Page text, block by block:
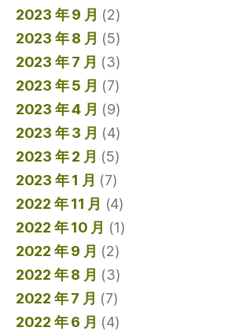
2023 年 9 月 (2)
2023 年 8 月 (5)
2023 年 7 月 (3)
2023 年 5 月 (7)
2023 年 4 月 (9)
2023 年 3 月 (4)
2023 年 2 月 (5)
2023 年 1 月 (7)
2022 年 11 月 (4)
2022 年 10 月 (1)
2022 年 9 月 (2)
2022 年 8 月 (3)
2022 年 7 月 (7)
2022 年 6 月 (4)